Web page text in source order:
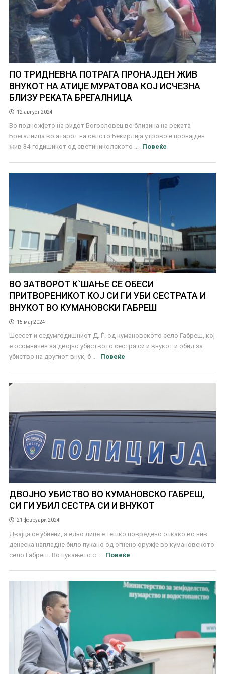
ПО ТРИДНЕВНА ПОТРАГА ПРОНАЈДЕН ЖИВ
ВНУКОТ НА АТИЏЕ МУРАТОВА КОЈ ИСЧЕЗНА
БЛИЗУ РЕКАТА БРЕГАЛНИЦА
12 август 2024
Во подножјето на ридот Богословец во близина на реката
Брегалница во атарот на селото Бекирлија утрово е пронајден
жив 34-годишикот од светиниколското ...
Повеќе
ВО ЗАТВОРОТ К`ШАЊЕ СЕ ОБЕСИ
ПРИТВОРЕНИКОТ КОЈ СИ ГИ УБИ СЕСТРАТА И
ВНУКОТ ВО КУМАНОВСКИ ГАБРЕШ
15 мај 2024
Шеесет и седумгодишниот Д. Ѓ. од кумановското село Габреш, кој
е осомничен за двојно убиството сестра си и внукот и обид за
убиство на другиот внук, б ...
Повеќе
ДВОЈНО УБИСТВО ВО КУМАНОВСКО ГАБРЕШ,
СИ ГИ УБИЛ СЕСТРА СИ И ВНУКОТ
21 февруари 2024
Двајца се убиени, а едно лице е тешко повредено откако во нив
денеска напладне било пукано од огнено оружје во кумановското
село Габреш. Во пукањето с ...
Повеќе